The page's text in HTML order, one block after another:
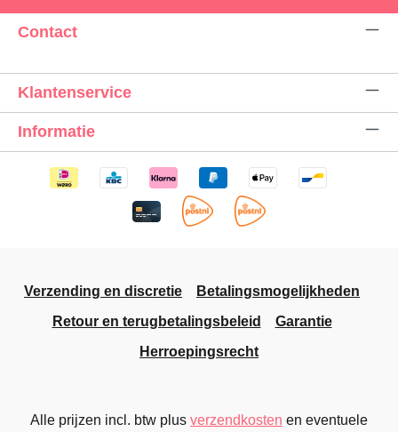
Contact
Klantenservice
Informatie
Verzending en discretie
Betalingsmogelijkheden
Retour en terugbetalingsbeleid
Garantie
Herroepingsrecht
Alle prijzen incl. btw plus verzendkosten en eventuele